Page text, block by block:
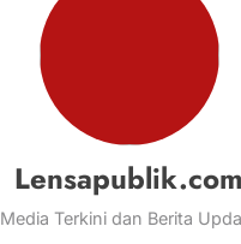
Lensapublik.com
Media Terkini dan Berita